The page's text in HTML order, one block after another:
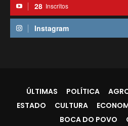
28 Inscritos
Instagram
ÚLTIMAS POLÍTICA
ESTADO
CULTURA
BOCA DO POVO